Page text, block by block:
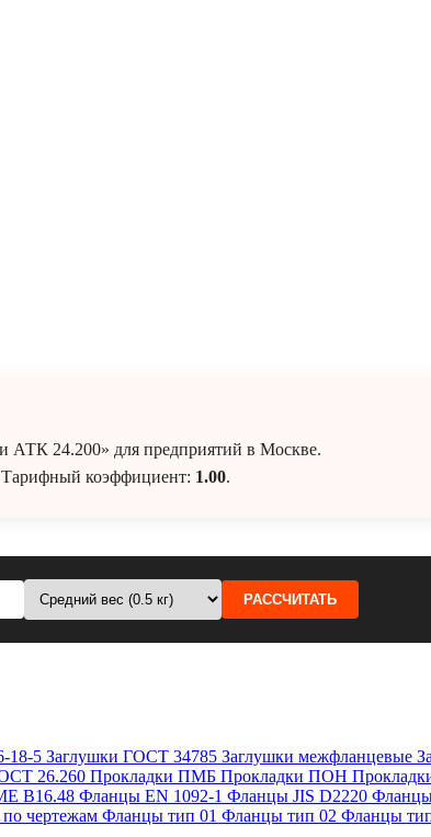
АТК 24.200» для предприятий в Москве.
коэффициент: 1.00.
РАССЧИТАТЬ
18-5 Заглушки ГОСТ 34785 Заглушки межфланцевые
26.260 Прокладки ПМБ Прокладки ПОН
B16.48 Фланцы EN 1092-1 Фланцы JIS D2220
чертежам Фланцы тип 01 Фланцы тип 02 Фланцы